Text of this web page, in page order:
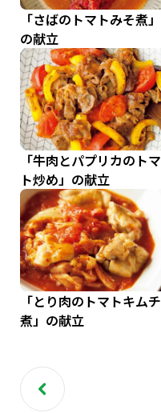
「さばのトマトみそ煮」
の献立
「牛肉とパプリカのトマ
ト炒め」の献立
「とり肉のトマトキムチ
煮」の献立